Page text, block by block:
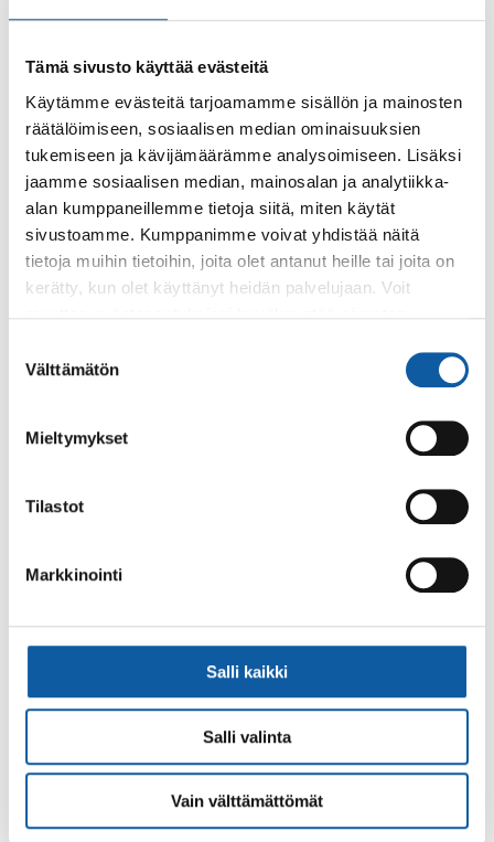
Tämä sivusto käyttää evästeitä
Käytämme evästeitä tarjoamamme sisällön ja mainosten
räätälöimiseen, sosiaalisen median ominaisuuksien
tukemiseen ja kävijämäärämme analysoimiseen. Lisäksi
jaamme sosiaalisen median, mainosalan ja analytiikka-
alan kumppaneillemme tietoja siitä, miten käytät
sivustoamme. Kumppanimme voivat yhdistää näitä
tietoja muihin tietoihin, joita olet antanut heille tai joita on
kerätty, kun olet käyttänyt heidän palvelujaan. Voit
valinta
Välttämätön
Mieltymykset
Tilastot
Markkinointi
Salli kaikki
Salli valinta
Vain välttämättömät
Asiasanat
esiopetus varhaiskasvatus
FacebookInstagramYoutube